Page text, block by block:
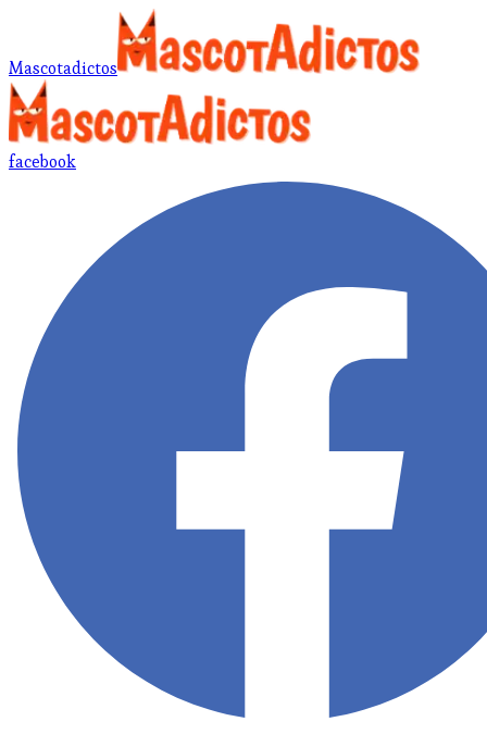
Mascotadictos
facebook